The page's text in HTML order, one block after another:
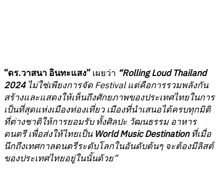
“ดร.วาสนา อินทะแสง” เผยว่า “Rolling Loud Thailand
2024ไม่ใช่เพียงการจัด Festival แต่คือการรวมพลังกัน
สร้างและแสดงให้เห็นถึงศักยภาพของประเทศไทยในการ
เป็นที่สุดแห่งเมืองท่องเที่ยว เมืองที่นำเสนอได้ครบทุกมิติ
ที่ต่างชาติให้การยอมรับ ทั้งศิลปะ วัฒนธรรม อาหาร
ดนตรี เพื่อส่งให้ไทยเป็น World Music Destinationที่เมื่อ
นึกถึงเทศกาลดนตรีระดับโลกในอันดับต้นๆ จะต้องมีลิสต์
ของประเทศไทยอยู่ในนั้นด้วย”